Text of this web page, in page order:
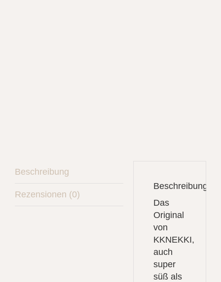
Beschreibung
Rezensionen (0)
Beschreibung
Das
Original
von
KKNEKKI,
auch
super
süß als